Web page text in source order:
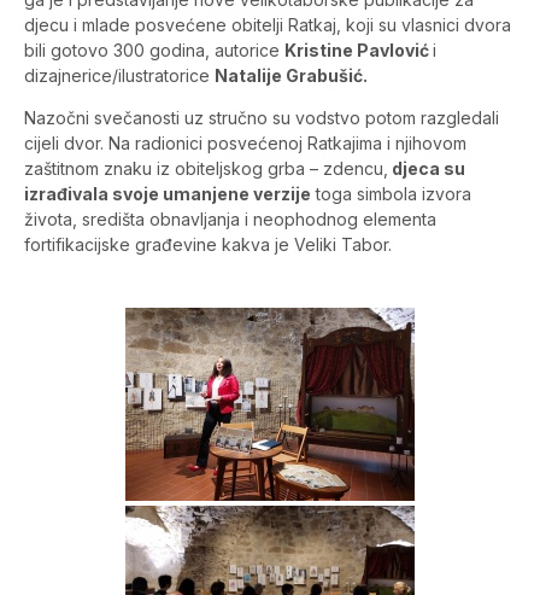
djecu i mlade posvećene obitelji Ratkaj, koji su vlasnici dvora
bili gotovo 300 godina, autorice Kristine Pavlovići
dizajnerice/ilustratorice Natalije Grabušić.
Nazočni svečanosti uz stručno su vodstvo potom razgledali
cijeli dvor. Na radionici posvećenoj Ratkajima i njihovom
zaštitnom znaku iz obiteljskog grba – zdencu, djeca su
izrađivala svoje umanjene verzije toga simbola izvora
života, središta obnavljanja i neophodnog elementa
fortifikacijske građevine kakva je Veliki Tabor.